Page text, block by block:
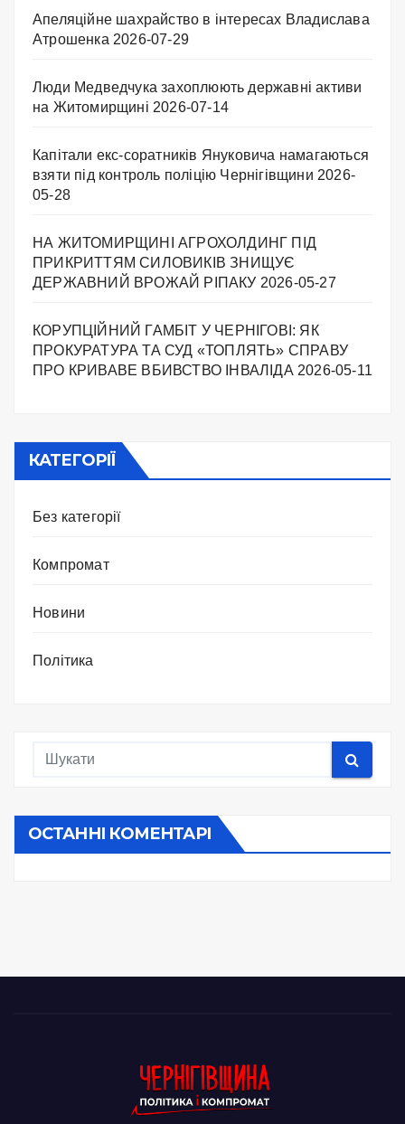
Апеляційне шахрайство в інтересах Владислава
Атрошенка 2026-07-29
Люди Медведчука захоплюють державні активи
на Житомирщині 2026-07-14
Капітали екс-соратників Януковича намагаються
взяти під контроль поліцію Чернігівщини 2026-
05-28
НА ЖИТОМИРЩИНІ АГРОХОЛДИНГ ПІД
ПРИКРИТТЯМ СИЛОВИКІВ ЗНИЩУЄ
ДЕРЖАВНИЙ ВРОЖАЙ РІПАКУ ​ 2026-05-27
КОРУПЦІЙНИЙ ГАМБІТ У ЧЕРНІГОВІ: ЯК
ПРОКУРАТУРА ТА СУД «ТОПЛЯТЬ» СПРАВУ
ПРО КРИВАВЕ ВБИВСТВО ІНВАЛІДА 2026-05-11
КАТЕГОРІЇ
Без категорії
Компромат
Новини
Політика
ОСТАННІ КОМЕНТАРІ